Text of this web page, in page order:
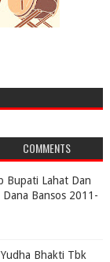
COMMENTS
Bupati Lahat Dan
Bansos 2011-
Bhakti Tbk